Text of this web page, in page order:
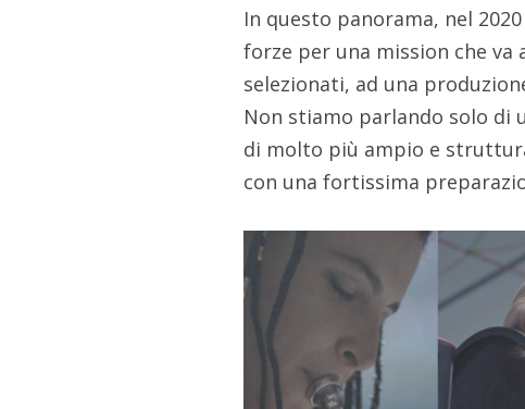
In questo panorama, nel
forze per una mission che
selezionati, ad una
Non stiamo parlando solo di
di molto più ampio e
con una fortissima